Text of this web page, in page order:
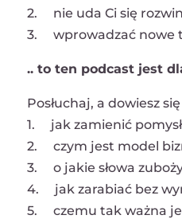
2. nie uda Ci się
3. wprowadzać nowe
.. to ten podcast jest
Posłuchaj, a dowiesz
1. jak zamienić
2. czym jest model
3. o jakie słowa
4. jak zarabiać bez
5. czemu tak ważna